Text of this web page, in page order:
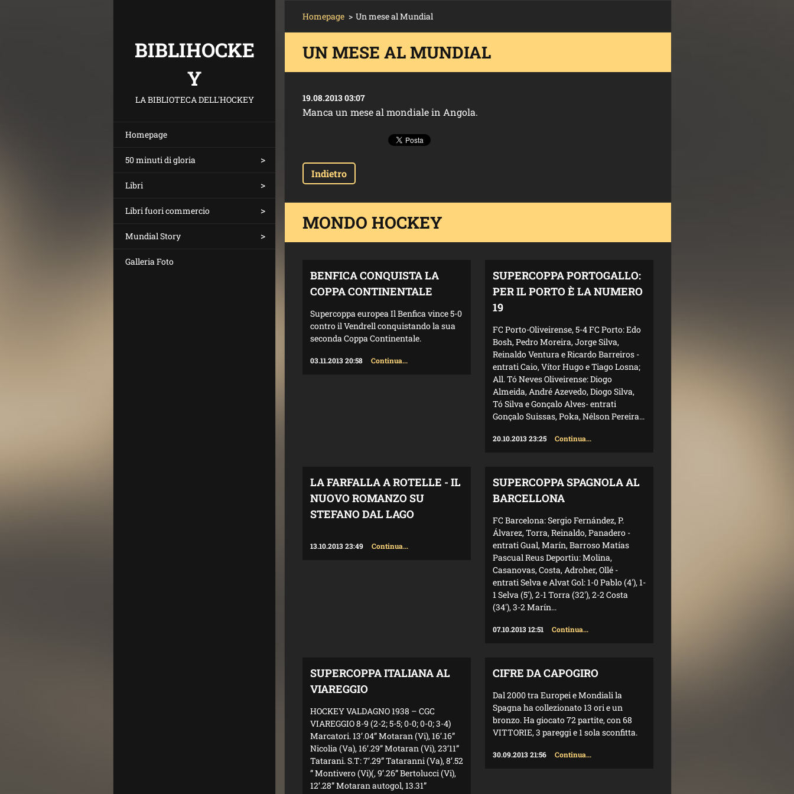
BIBLIHOCKE
Y
LA BIBLIOTECA DELL'HOCKEY
Homepage
50 minuti di gloria
Libri
Libri fuori commercio
Mundial Story
Galleria Foto
Homepage > Un mese al Mundial
UN MESE AL MUNDIAL
19.08.2013 03:07
Manca un mese al mondiale in Angola.
Indietro
MONDO HOCKEY
BENFICA CONQUISTA LA
COPPA CONTINENTALE
Supercoppa europea Il Benfica vince 5-0
contro il Vendrell conquistando la sua
seconda Coppa Continentale.
03.11.2013 20:58 Continua...
SUPERCOPPA PORTOGALLO:
PER IL PORTO È LA NUMERO
19
FC Porto-Oliveirense, 5-4 FC Porto: Edo
Bosh, Pedro Moreira, Jorge Silva,
Reinaldo Ventura e Ricardo Barreiros -
entrati Caio, Vítor Hugo e Tiago Losna;
All. Tó Neves Oliveirense: Diogo
Almeida, André Azevedo, Diogo Silva,
Tó Silva e Gonçalo Alves- entrati
Gonçalo Suissas, Poka, Nélson Pereira...
20.10.2013 23:25 Continua...
LA FARFALLA A ROTELLE - IL
NUOVO ROMANZO SU
STEFANO DAL LAGO
13.10.2013 23:49 Continua...
SUPERCOPPA SPAGNOLA AL
BARCELLONA
FC Barcelona: Sergio Fernández, P.
Álvarez, Torra, Reinaldo, Panadero -
entrati Gual, Marín, Barroso Matías
Pascual Reus Deportiu: Molina,
Casanovas, Costa, Adroher, Ollé -
entrati Selva e Alvat Gol: 1-0 Pablo (4'), 1-
1 Selva (5'), 2-1 Torra (32'), 2-2 Costa
(34'), 3-2 Marín...
07.10.2013 12:51 Continua...
SUPERCOPPA ITALIANA AL
VIAREGGIO
HOCKEY VALDAGNO 1938 – CGC
VIAREGGIO 8-9 (2-2; 5-5; 0-0; 0-0; 3-4)
Marcatori. 13’.04” Motaran (Vi), 16’.16”
Nicolia (Va), 16’.29” Motaran (Vi), 23’11”
Tatarani. S.T: 7’.29” Tataranni (Va), 8’.52
” Montivero (Vi)(, 9’.26” Bertolucci (Vi),
12’.28” Motaran autogol, 13.31”
CIFRE DA CAPOGIRO
Dal 2000 tra Europei e Mondiali la
Spagna ha collezionato 13 ori e un
bronzo. Ha giocato 72 partite, con 68
VITTORIE, 3 pareggi e 1 sola sconfitta.
30.09.2013 21:56 Continua...